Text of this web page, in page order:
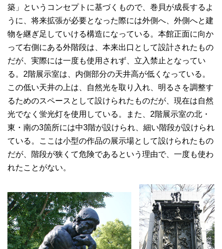
築」というコンセプトに基づくもので、巻貝が成長するよ
うに、将来拡張が必要となった際には外側へ、外側へと建
物を継ぎ足していける構造になっている。本館正面に向か
って右側にある外階段は、本来出口として設計されたもの
だが、実際には一度も使用されず、立入禁止となってい
る。2階展示室は、内側部分の天井高が低くなっている。
この低い天井の上は、自然光を取り入れ、明るさを調整す
るためのスペースとして設けられたものだが、現在は自然
光でなく蛍光灯を使用している。また、2階展示室の北・
東・南の3箇所には中3階が設けられ、細い階段が設けられ
ている。ここは小型の作品の展示場として設けられたもの
だが、階段が狭くて危険であるという理由で、一度も使わ
れたことがない。